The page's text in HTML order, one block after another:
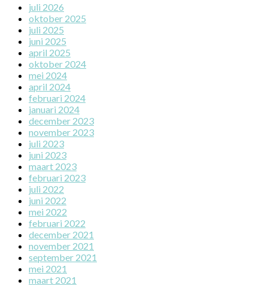
juli 2026
oktober 2025
juli 2025
juni 2025
april 2025
oktober 2024
mei 2024
april 2024
februari 2024
januari 2024
december 2023
november 2023
juli 2023
juni 2023
maart 2023
februari 2023
juli 2022
juni 2022
mei 2022
februari 2022
december 2021
november 2021
september 2021
mei 2021
maart 2021